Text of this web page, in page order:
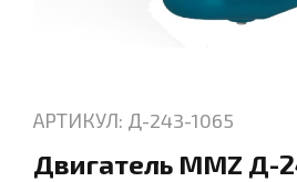
АРТИКУЛ: Д-243-1065
Двигатель MMZ Д-